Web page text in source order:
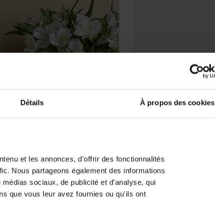
Détails À propos des cookies
et les annonces, d'offrir des fonctionnalités
Nous partageons également des informations
sociaux, de publicité et d'analyse, qui
que vous leur avez fournies ou qu'ils ont